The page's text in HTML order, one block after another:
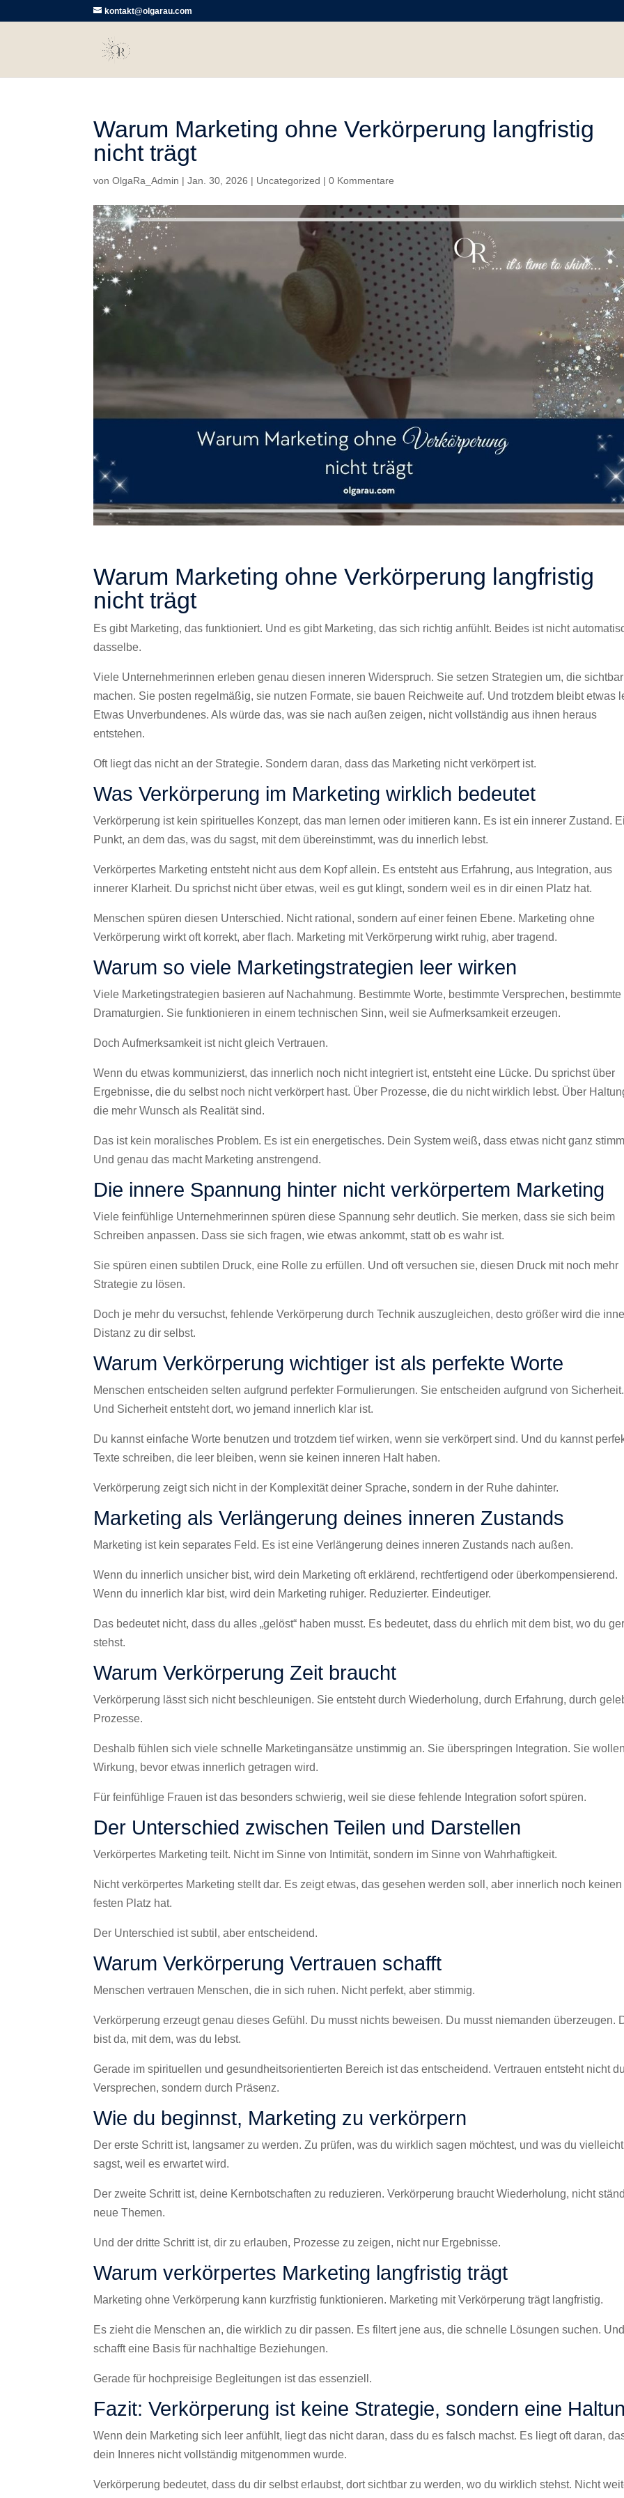
kontakt@olgarau.com
Warum Marketing ohne Verkörperung langfristig
nicht trägt
vonOlgaRa_Admin |Jan. 30, 2026 | Uncategorized |0 Kommentare
Warum Marketing ohne Verkörperung langfristig
nicht trägt
Es gibt Marketing, das funktioniert. Und es gibt Marketing, das sich richtig anfühlt. Beides ist nicht
dasselbe.
Viele Unternehmerinnen erleben genau diesen inneren Widerspruch. Sie setzen Strategien um, die sichtbar
machen. Sie posten regelmäßig, sie nutzen Formate, sie bauen Reichweite auf. Und trotzdem bleibt etwas
Etwas Unverbundenes. Als würde das, was sie nach außen zeigen, nicht vollständig aus ihnen heraus
entstehen.
Oft liegt das nicht an der Strategie. Sondern daran, dass das Marketing nicht verkörpert ist.
Was Verkörperung im Marketing wirklich bedeutet
Verkörperung ist kein spirituelles Konzept, das man lernen oder imitieren kann. Es ist ein innerer Zustand.
Punkt, an dem das, was du sagst, mit dem übereinstimmt, was du innerlich lebst.
Verkörpertes Marketing entsteht nicht aus dem Kopf allein. Es entsteht aus Erfahrung, aus Integration, aus
innerer Klarheit. Du sprichst nicht über etwas, weil es gut klingt, sondern weil es in dir einen Platz hat.
Menschen spüren diesen Unterschied. Nicht rational, sondern auf einer feinen Ebene. Marketing ohne
Verkörperung wirkt oft korrekt, aber flach. Marketing mit Verkörperung wirkt ruhig, aber tragend.
Warum so viele Marketingstrategien leer wirken
Viele Marketingstrategien basieren auf Nachahmung. Bestimmte Worte, bestimmte Versprechen, bestimmte
Dramaturgien. Sie funktionieren in einem technischen Sinn, weil sie Aufmerksamkeit erzeugen.
Doch Aufmerksamkeit ist nicht gleich Vertrauen.
Wenn du etwas kommunizierst, das innerlich noch nicht integriert ist, entsteht eine Lücke. Du sprichst über
Ergebnisse, die du selbst noch nicht verkörpert hast. Über Prozesse, die du nicht wirklich lebst. Über
die mehr Wunsch als Realität sind.
Das ist kein moralisches Problem. Es ist ein energetisches. Dein System weiß, dass etwas nicht ganz
Und genau das macht Marketing anstrengend.
Die innere Spannung hinter nicht verkörpertem Marketing
Viele feinfühlige Unternehmerinnen spüren diese Spannung sehr deutlich. Sie merken, dass sie sich beim
Schreiben anpassen. Dass sie sich fragen, wie etwas ankommt, statt ob es wahr ist.
Sie spüren einen subtilen Druck, eine Rolle zu erfüllen. Und oft versuchen sie, diesen Druck mit noch mehr
Strategie zu lösen.
Doch je mehr du versuchst, fehlende Verkörperung durch Technik auszugleichen, desto größer wird die
Distanz zu dir selbst.
Warum Verkörperung wichtiger ist als perfekte Worte
Menschen entscheiden selten aufgrund perfekter Formulierungen. Sie entscheiden aufgrund von Sicherheit.
Und Sicherheit entsteht dort, wo jemand innerlich klar ist.
Du kannst einfache Worte benutzen und trotzdem tief wirken, wenn sie verkörpert sind. Und du kannst
Texte schreiben, die leer bleiben, wenn sie keinen inneren Halt haben.
Verkörperung zeigt sich nicht in der Komplexität deiner Sprache, sondern in der Ruhe dahinter.
Marketing als Verlängerung deines inneren Zustands
Marketing ist kein separates Feld. Es ist eine Verlängerung deines inneren Zustands nach außen.
Wenn du innerlich unsicher bist, wird dein Marketing oft erklärend, rechtfertigend oder überkompensierend.
Wenn du innerlich klar bist, wird dein Marketing ruhiger. Reduzierter. Eindeutiger.
Das bedeutet nicht, dass du alles „gelöst“ haben musst. Es bedeutet, dass du ehrlich mit dem bist, wo du
stehst.
Warum Verkörperung Zeit braucht
Verkörperung lässt sich nicht beschleunigen. Sie entsteht durch Wiederholung, durch Erfahrung, durch
Prozesse.
Deshalb fühlen sich viele schnelle Marketingansätze unstimmig an. Sie überspringen Integration. Sie wollen
Wirkung, bevor etwas innerlich getragen wird.
Für feinfühlige Frauen ist das besonders schwierig, weil sie diese fehlende Integration sofort spüren.
Der Unterschied zwischen Teilen und Darstellen
Verkörpertes Marketing teilt. Nicht im Sinne von Intimität, sondern im Sinne von Wahrhaftigkeit.
Nicht verkörpertes Marketing stellt dar. Es zeigt etwas, das gesehen werden soll, aber innerlich noch keinen
festen Platz hat.
Der Unterschied ist subtil, aber entscheidend.
Warum Verkörperung Vertrauen schafft
Menschen vertrauen Menschen, die in sich ruhen. Nicht perfekt, aber stimmig.
Verkörperung erzeugt genau dieses Gefühl. Du musst nichts beweisen. Du musst niemanden überzeugen.
bist da, mit dem, was du lebst.
Gerade im spirituellen und gesundheitsorientierten Bereich ist das entscheidend. Vertrauen entsteht nicht
Versprechen, sondern durch Präsenz.
Wie du beginnst, Marketing zu verkörpern
Der erste Schritt ist, langsamer zu werden. Zu prüfen, was du wirklich sagen möchtest, und was du
sagst, weil es erwartet wird.
Der zweite Schritt ist, deine Kernbotschaften zu reduzieren. Verkörperung braucht Wiederholung, nicht
neue Themen.
Und der dritte Schritt ist, dir zu erlauben, Prozesse zu zeigen, nicht nur Ergebnisse.
Warum verkörpertes Marketing langfristig trägt
Marketing ohne Verkörperung kann kurzfristig funktionieren. Marketing mit Verkörperung trägt langfristig.
Es zieht die Menschen an, die wirklich zu dir passen. Es filtert jene aus, die schnelle Lösungen suchen.
schafft eine Basis für nachhaltige Beziehungen.
Gerade für hochpreisige Begleitungen ist das essenziell.
Fazit: Verkörperung ist keine Strategie, sondern eine
Wenn dein Marketing sich leer anfühlt, liegt das nicht daran, dass du es falsch machst. Es liegt oft daran,
dein Inneres nicht vollständig mitgenommen wurde.
Verkörperung bedeutet, dass du dir selbst erlaubst, dort sichtbar zu werden, wo du wirklich stehst. Nicht